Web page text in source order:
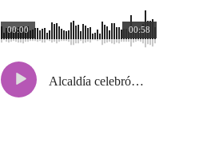
00:58
00:00
Alcaldía celebró el Día del taxista con una jornada especial de integración